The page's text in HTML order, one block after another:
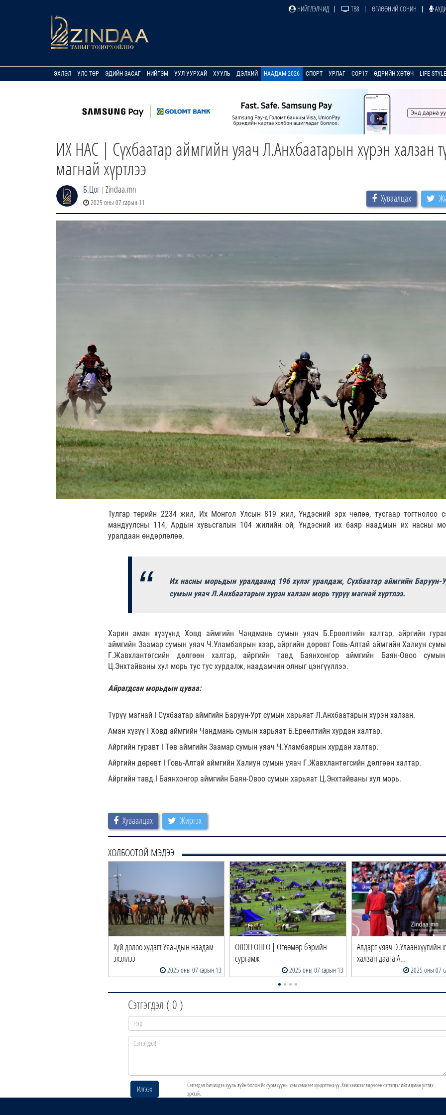
НИЙТЛЭЛЧИД ТВ8 ӨГЛӨӨНИЙ СОНИН
ЭХЛЭЛ УЛС ТӨР ЭДИЙН ЗАСАГ НИЙГЭМ УУЛ УУРХАЙ ХУУЛЬ ДЭЛХИЙ НААДАМ-2026 СПОРТ УРЛАГ COP17 ӨДРИЙН ХӨТӨЧ LIFE STYLE
ИХ НАС | Сүхбаатар аймгийн уяач Л.Анхбаатарын хүрэн халзан
магнай хүртлээ
Б.Цог | Zindaa.mn
2025 оны 07 сарын 11 Хуваалцах
Тулгар төрийн 2234 жил, Их Монгол Улсын 819 жил, Үндэсний эрх чөлөө, тусгаар тогтнолоо
мандуулсны 114, Ардын хувьсгалын 104 жилийн ой, Үндэсний их баяр наадмын их насны
уралдаан өндөрлөлөө.
Их насны морьдын уралдаанд 196 хүлэг уралдаж, Сүхбаатар аймгийн Баруун-
сумын уяач Л.Анхбаатарын хүрэн халзан морь түрүү магнай хүртлээ.
Харин аман хүзүүнд Ховд аймгийн Чандмань сумын уяач Б.Ерөөлтийн халтар, айргийн
аймгийн Заамар сумын уяач Ч.Уламбаярын хээр, айргийн дөрөвт Говь-Алтай аймгийн Халиун
Г.Жавхлантөгсийн дөлгөөн халтар, айргийн тавд Баянхонгор аймгийн Баян-Овоо
Ц.Энхтайваны хул морь тус тус хурдалж, наадамчин олныг цэнгүүллээ.
Айрагдсан морьдын цуваа:
Түрүү магнай I Сүхбаатар аймгийн Баруун-Урт сумын харьяат Л.Анхбаатарын хүрэн халзан.
Аман хүзүү I Ховд аймгийн Чандмань сумын харьяат Б.Ерөөлтийн хурдан халтар.
Айргийн гуравт I Төв аймгийн Заамар сумын уяач Ч.Уламбаярын хурдан халтар.
Айргийн дөрөвт I Говь-Алтай аймгийн Халиун сумын уяач Г.Жавхлантөгсийн дөлгөөн халтар.
Айргийн тавд I Баянхонгор аймгийн Баян-Овоо сумын харьяат Ц.Энхтайваны хул морь.
Хуваалцах Жиргэх
ХОЛБООТОЙ МЭДЭЭ
Хүй долоо худагт Уяачдын наадам
эхэллээ
2025 оны 07 сарын 13
ОЛОН ӨНГӨ | Өгөөмөр бэрийн
сургамж
2025 оны 07 сарын 13
Алдарт уяач Э.Улаанхүүгийн
халзан даага А…
2025 оны 07
Сэтгэгдэл ( 0 )
Илгээх
Сэтгэгдэл бичихдээ хууль зүйн болон ёс суртахууны хэм хэмжээг хүндэтгэнэ үү. Хэм хэмжээг зөрчсөн сэтгэгдэлийг админ устгах
эрхтэй.